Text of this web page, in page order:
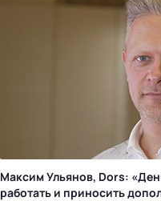
Максим Ульянов, Dors:
работать и приносить